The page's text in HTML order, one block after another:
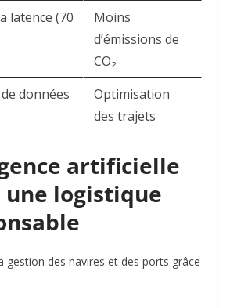
latence (70
Moins
d’émissions de
CO₂
données
Optimisation
des trajets
artificielle
une logistique
gestion des navires et des ports grâce